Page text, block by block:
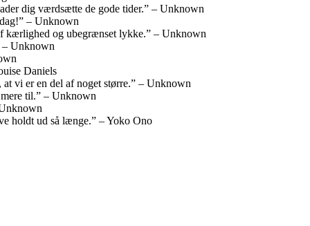
dig værdsætte de gode tider.” – Unknown
– Unknown
kærlighed og ubegrænset lykke.” – Unknown
– Unknown
Daniels
at vi er en del af noget større.” – Unknown
til.” – Unknown
holdt ud så længe.” – Yoko Ono